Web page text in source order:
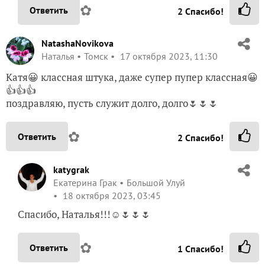
Ответить ✿ 2 Спасибо!
NatashaNovikova
Наталья
Томск 17 октября 2023, 11:30
Катя😀 классная штука, даже супер пупер классная😀
👍👍👍
поздравляю, пусть служит долго, долго🌷🌷🌷
Ответить ✿ 2 Спасибо!
katygrak
Екатерина Грак
Большой Улуй
18 октября 2023, 03:45
Спасибо, Наталья!!!☺️🌷🌷🌷
Ответить ✿ 1 Спасибо!